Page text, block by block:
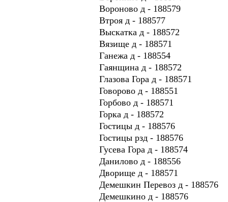
Вороново д - 188579
Втроя д - 188577
Выскатка д - 188572
Вязище д - 188571
Ганежа д - 188554
Гаянщина д - 188572
Глазова Гора д - 188571
Говорово д - 188551
Горбово д - 188571
Горка д - 188572
Гостицы д - 188576
Гостицы рзд - 188576
Гусева Гора д - 188574
Данилово д - 188556
Дворище д - 188571
Демешкин Перевоз д - 188576
Демешкино д - 188576